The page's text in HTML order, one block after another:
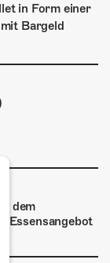
in Form einer
Bargeld
dem
Essensangebot